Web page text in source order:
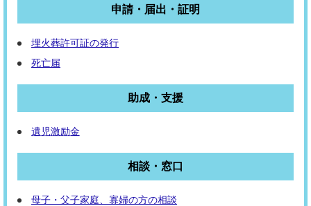
申請・届出・証明
埋火葬許可証の発行
死亡届
助成・支援
遺児激励金
相談・窓口
母子・父子家庭、寡婦の方の相談